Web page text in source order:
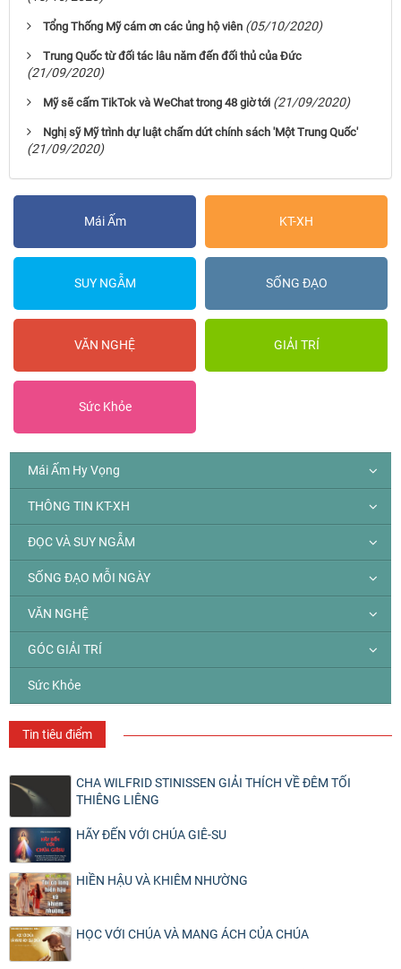
Tổng Thống Mỹ cám ơn các ủng hộ viên (05/10/2020)
Trung Quốc từ đối tác lâu năm đến đối thủ của Đức
(21/09/2020)
Mỹ sẽ cấm TikTok và WeChat trong 48 giờ tới (21/09/2020)
Nghị sỹ Mỹ trình dự luật chấm dứt chính sách 'Một Trung Quốc'
(21/09/2020)
Mái Ấm KT-XH
SUY NGẪM SỐNG ĐẠO
VĂN NGHỆ GIẢI TRÍ
Sức Khỏe
Mái Ấm Hy Vọng
THÔNG TIN KT-XH
ĐỌC VÀ SUY NGẪM
SỐNG ĐẠO MỖI NGÀY
VĂN NGHỆ
GÓC GIẢI TRÍ
Sức Khỏe
Tin tiêu điểm
CHA WILFRID STINISSEN GIẢI THÍCH VỀ ĐÊM TỐI
THIÊNG LIÊNG
HÃY ĐẾN VỚI CHÚA GIÊ-SU
HIỀN HẬU VÀ KHIÊM NHƯỜNG
HỌC VỚI CHÚA VÀ MANG ÁCH CỦA CHÚA